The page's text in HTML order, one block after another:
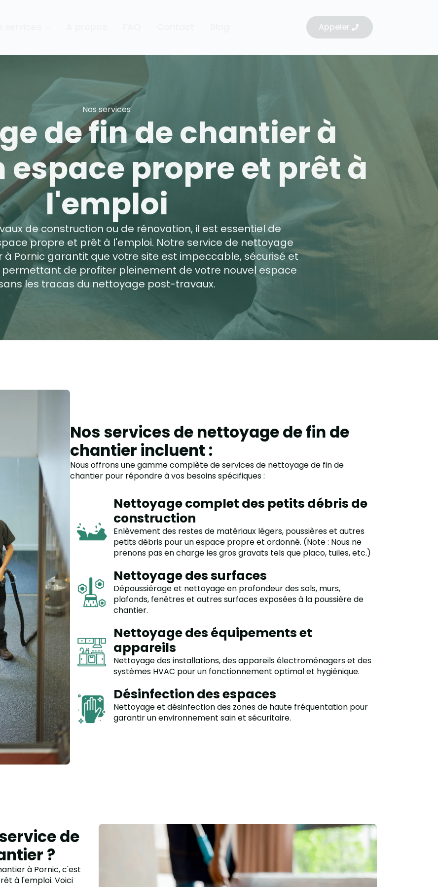
Appeler
Nos services
de fin de chantier à
espace propre et prêt à
l'emploi
de construction ou de rénovation, il est essentiel de
propre et prêt à l'emploi. Notre service de nettoyage
à Pornic garantit que votre site est impeccable, sécurisé et
permettant de profiter pleinement de votre nouvel espace
les tracas du nettoyage post-travaux.
Nos services de nettoyage de fin de
chantier incluent :
Nous offrons une gamme complète de services de nettoyage de fin de
chantier pour répondre à vos besoins spécifiques :
Nettoyage complet des petits débris de
construction
Enlèvement des restes de matériaux légers, poussières et autres
petits débris pour un espace propre et ordonné. (Note : Nous ne
prenons pas en charge les gros gravats tels que placo, tuiles, etc.)
Nettoyage des surfaces
Dépoussiérage et nettoyage en profondeur des sols, murs,
plafonds, fenêtres et autres surfaces exposées à la poussière de
chantier.
Nettoyage des équipements et
appareils
Nettoyage des installations, des appareils électroménagers et des
systèmes HVAC pour un fonctionnement optimal et hygiénique.
Désinfection des espaces
Nettoyage et désinfection des zones de haute fréquentation pour
garantir un environnement sain et sécuritaire.
de
?
à Pornic, c'est
à l'emploi. Voici